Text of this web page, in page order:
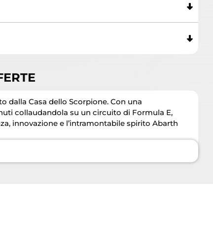
dalla Casa dello Scorpione. Con una
collaudandola su un circuito di Formula E,
innovazione e l’intramontabile spirito Abarth